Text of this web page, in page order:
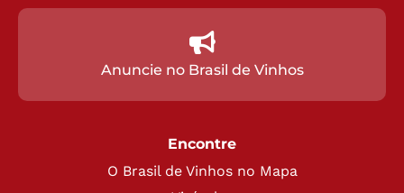
Anuncie no Brasil de Vinhos
Encontre
O Brasil de Vinhos no Mapa